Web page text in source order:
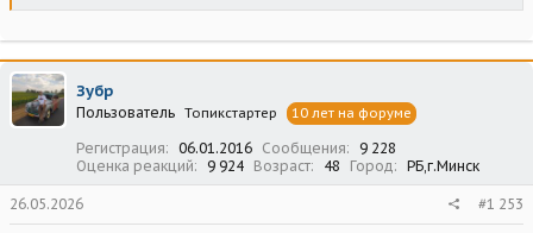
Зубр
Пользователь Топикстартер 10 лет на форуме
Регистрация 06.01.2016 Сообщения
9 228
Оценка реакций
9 924 Возраст 48 Город РБ,г.Минск
26.05.2026 #1 253